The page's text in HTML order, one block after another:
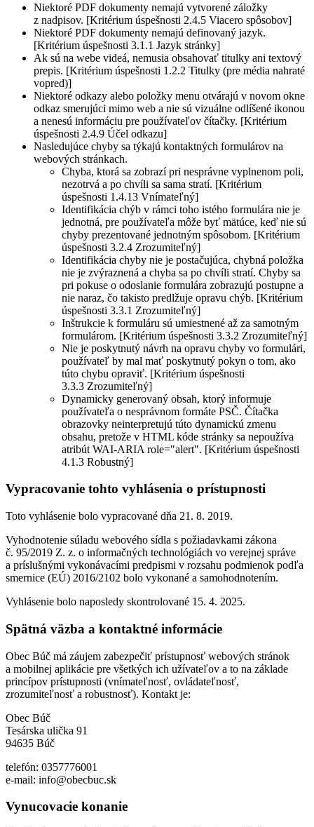
Niektoré PDF dokumenty nemajú vytvorené záložky
z nadpisov. [Kritérium úspešnosti 2.4.5 Viacero spôsobov]
Niektoré PDF dokumenty nemajú definovaný jazyk.
[Kritérium úspešnosti 3.1.1 Jazyk stránky]
Ak sú na webe videá, nemusia obsahovať titulky ani textový
prepis. [Kritérium úspešnosti 1.2.2 Titulky (pre média nahraté
vopred)]
Niektoré odkazy alebo položky menu otvárajú v novom okne
odkaz smerujúci mimo web a nie sú vizuálne odlíšené ikonou
a nenesú informáciu pre používateľov čítačky. [Kritérium
úspešnosti 2.4.9 Účel odkazu]
Nasledujúce chyby sa týkajú kontaktných formulárov na
webových stránkach.
Chyba, ktorá sa zobrazí pri nesprávne vyplnenom poli,
nezotrvá a po chvíli sa sama stratí. [Kritérium
úspešnosti 1.4.13 Vnímateľný]
Identifikácia chýb v rámci toho istého formulára nie je
jednotná, pre používateľa môže byť mätúce, keď nie sú
chyby prezentované jednotným spôsobom. [Kritérium
úspešnosti 3.2.4 Zrozumiteľný]
Identifikácia chyby nie je postačujúca, chybná položka
nie je zvýraznená a chyba sa po chvíli stratí. Chyby sa
pri pokuse o odoslanie formulára zobrazujú postupne a
nie naraz, čo takisto predlžuje opravu chýb. [Kritérium
úspešnosti 3.3.1 Zrozumiteľný]
Inštrukcie k formuláru sú umiestnené až za samotným
formulárom. [Kritérium úspešnosti 3.3.2 Zrozumiteľný]
Nie je poskytnutý návrh na opravu chyby vo formulári,
používateľ by mal mať poskytnutý pokyn o tom, ako
túto chybu opraviť. [Kritérium úspešnosti
3.3.3 Zrozumiteľný]
Dynamicky generovaný obsah, ktorý informuje
používateľa o nesprávnom formáte PSČ. Čítačka
obrazovky neinterpretujú túto dynamickú zmenu
obsahu, pretože v HTML kóde stránky sa nepoužíva
atribút WAI-ARIA role="alert". [Kritérium úspešnosti
4.1.3 Robustný]
Vypracovanie tohto vyhlásenia o prístupnosti
Toto vyhlásenie bolo vypracované dňa 21. 8. 2019.
Vyhodnotenie súladu webového sídla s požiadavkami zákona
č. 95/2019 Z. z. o informačných technológiách vo verejnej správe
a príslušnými vykonávacími predpismi v rozsahu podmienok podľa
smernice (EÚ) 2016/2102 bolo vykonané a samohodnotením.
Vyhlásenie bolo naposledy skontrolované 15. 4. 2025.
Spätná väzba a kontaktné informácie
Obec Búč má záujem zabezpečiť prístupnosť webových stránok
a mobilnej aplikácie pre všetkých ich užívateľov a to na základe
princípov prístupnosti (vnímateľnosť, ovládateľnosť,
zrozumiteľnosť a robustnosť). Kontakt je:
Obec Búč
Tesárska ulička 91
94635 Búč
telefón: 0357776001
e-mail: info@obecbuc.sk
Vynucovacie konanie